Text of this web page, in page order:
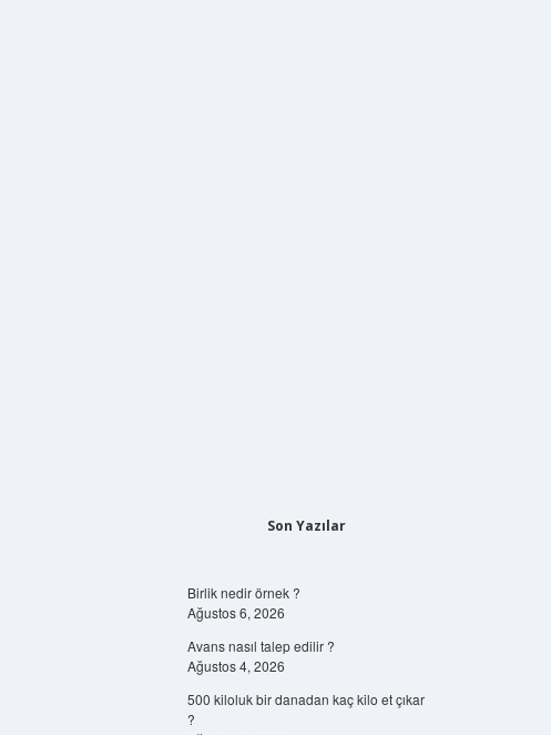
Son Yazılar
Birlik nedir örnek ?
Ağustos 6, 2026
Avans nasıl talep edilir ?
Ağustos 4, 2026
500 kiloluk bir danadan kaç kilo et çıkar
?